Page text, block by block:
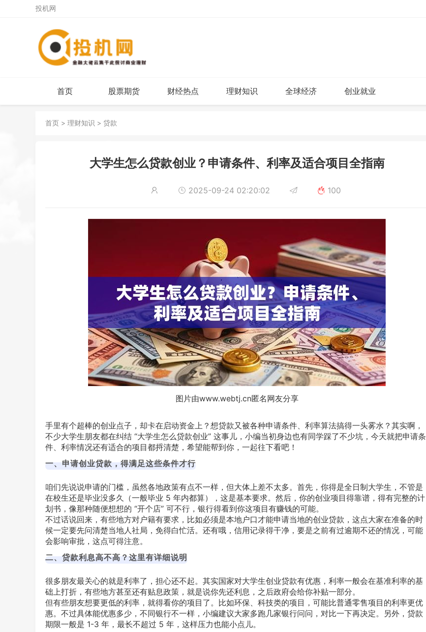
投机网
首页 股票期货 财经热点 理财知识 全球经济 创业就业
首页 > 理财知识 > 贷款
大学生怎么贷款创业？申请条件、利率及适合项目全指南
2025-09-24 02:20:02 100
图片由www.webtj.cn匿名网友分享
手里有个超棒的创业点子，却卡在启动资金上？想贷款又被各种申请条件、利率算法搞得一头雾水？其实啊，
不少大学生朋友都在纠结 “大学生怎么贷款创业” 这事儿，小编当初身边也有同学踩了不少坑，今天就把申请条
件、利率情况还有适合的项目都捋清楚，希望能帮到你，一起往下看吧！
一、申请创业贷款，得满足这些条件才行
咱们先说说申请的门槛，虽然各地政策有点不一样，但大体上差不太多。首先，你得是全日制大学生，不管是
在校生还是毕业没多久（一般毕业 5 年内都算），这是基本要求。然后，你的创业项目得靠谱，得有完整的计
划书，像那种随便想想的 “开个店” 可不行，银行得看到你这项目有赚钱的可能。
不过话说回来，有些地方对户籍有要求，比如必须是本地户口才能申请当地的创业贷款，这点大家在准备的时
候一定要先问清楚当地人社局，免得白忙活。还有哦，信用记录得干净，要是之前有过逾期不还的情况，可能
会影响审批，这点可得注意。
二、贷款利息高不高？这里有详细说明
很多朋友最关心的就是利率了，担心还不起。其实国家对大学生创业贷款有优惠，利率一般会在基准利率的基
础上打折，有些地方甚至还有贴息政策，就是说你先还利息，之后政府会给你补贴一部分。
但有些朋友想要更低的利率，就得看你的项目了。比如环保、科技类的项目，可能比普通零售项目的利率更优
惠。不过具体能优惠多少，不同银行不一样，小编建议大家多跑几家银行问问，对比一下再决定。另外，贷款
期限一般是 1-3 年，最长不超过 5 年，这样压力也能小点儿。